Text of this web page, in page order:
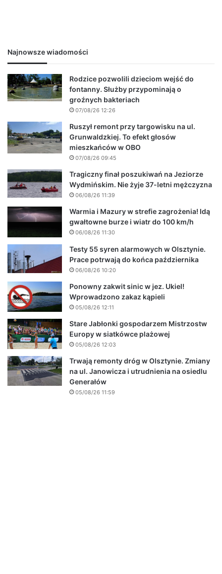
Najnowsze wiadomości
Rodzice pozwolili dzieciom wejść do
fontanny. Służby przypominają o
groźnych bakteriach
07/08/26 12:26
Ruszył remont przy targowisku na ul.
Grunwaldzkiej. To efekt głosów
mieszkańców w OBO
07/08/26 09:45
Tragiczny finał poszukiwań na Jeziorze
Wydmińskim. Nie żyje 37-letni mężczyzna
06/08/26 11:39
Warmia i Mazury w strefie zagrożenia! Idą
gwałtowne burze i wiatr do 100 km/h
06/08/26 11:30
Testy 55 syren alarmowych w Olsztynie.
Prace potrwają do końca października
06/08/26 10:20
Ponowny zakwit sinic w jez. Ukiel!
Wprowadzono zakaz kąpieli
05/08/26 12:11
Stare Jabłonki gospodarzem Mistrzostw
Europy w siatkówce plażowej
05/08/26 12:03
Trwają remonty dróg w Olsztynie. Zmiany
na ul. Janowicza i utrudnienia na osiedlu
Generałów
05/08/26 11:59